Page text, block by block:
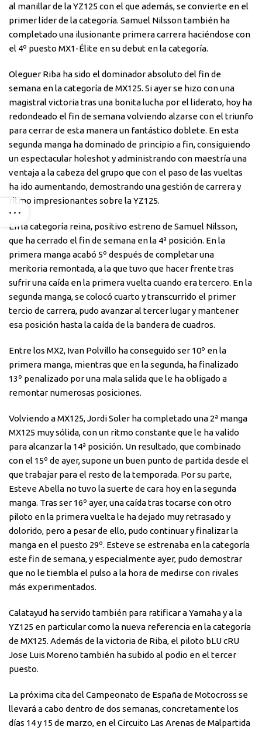
al manillar de la YZ125 con el que además, se convierte en el
primer líder de la categoría. Samuel Nilsson también ha
completado una ilusionante primera carrera haciéndose con
el 4º puesto MX1-Élite en su debut en la categoría.
Oleguer Riba ha sido el dominador absoluto del fin de
semana en la categoría de MX125. Si ayer se hizo con una
magistral victoria tras una bonita lucha por el liderato, hoy ha
redondeado el fin de semana volviendo alzarse con el triunfo
para cerrar de esta manera un fantástico doblete. En esta
segunda manga ha dominado de principio a fin, consiguiendo
un espectacular holeshot y administrando con maestría una
ventaja a la cabeza del grupo que con el paso de las vueltas
ha ido aumentando, demostrando una gestión de carrera y
ritmo impresionantes sobre la YZ125.
En la categoría reina, positivo estreno de Samuel Nilsson,
que ha cerrado el fin de semana en la 4ª posición. En la
primera manga acabó 5º después de completar una
meritoria remontada, a la que tuvo que hacer frente tras
sufrir una caída en la primera vuelta cuando era tercero. En la
segunda manga, se colocó cuarto y transcurrido el primer
tercio de carrera, pudo avanzar al tercer lugar y mantener
esa posición hasta la caída de la bandera de cuadros.
Entre los MX2, Ivan Polvillo ha conseguido ser 10º en la
primera manga, mientras que en la segunda, ha finalizado
13º penalizado por una mala salida que le ha obligado a
remontar numerosas posiciones.
Volviendo a MX125, Jordi Soler ha completado una 2ª manga
MX125 muy sólida, con un ritmo constante que le ha valido
para alcanzar la 14ª posición. Un resultado, que combinado
con el 15º de ayer, supone un buen punto de partida desde el
que trabajar para el resto de la temporada. Por su parte,
Esteve Abella no tuvo la suerte de cara hoy en la segunda
manga. Tras ser 16º ayer, una caída tras tocarse con otro
piloto en la primera vuelta le ha dejado muy retrasado y
dolorido, pero a pesar de ello, pudo continuar y finalizar la
manga en el puesto 29º. Esteve se estrenaba en la categoría
este fin de semana, y especialmente ayer, pudo demostrar
que no le tiembla el pulso a la hora de medirse con rivales
más experimentados.
Calatayud ha servido también para ratificar a Yamaha y a la
YZ125 en particular como la nueva referencia en la categoría
de MX125. Además de la victoria de Riba, el piloto bLU cRU
Jose Luis Moreno también ha subido al podio en el tercer
puesto.
La próxima cita del Campeonato de España de Motocross se
llevará a cabo dentro de dos semanas, concretamente los
días 14 y 15 de marzo, en el Circuito Las Arenas de Malpartida